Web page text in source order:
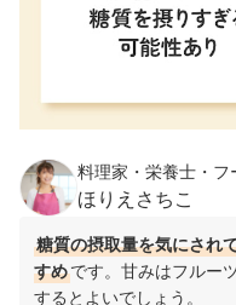
料理家・栄養士・
ほりえさちこ
糖質の摂取量を気にされ
すめです。甘みはフルー
するとよいでしょう。